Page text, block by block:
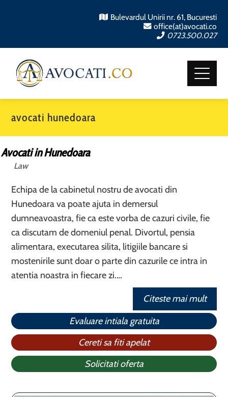
Bulevardul Unirii nr. 61, Bucuresti
office(at)avocati.co
0723.500.027
avocati hunedoara
Avocati in Hunedoara
Law
Echipa de la cabinetul nostru de avocati din
Hunedoara va poate ajuta in demersul
dumneavoastra, fie ca este vorba de cazuri civile, fie
ca discutam de domeniul penal. Divortul, pensia
alimentara, executarea silita, litigiile bancare si
mostenirile sunt doar o parte din cazurile ce intra in
atentia noastra in fiecare zi.…
Citeste mai mult
Evaluare intiala gratuita
Cereti sa fiti apelat
Solicitati oferta